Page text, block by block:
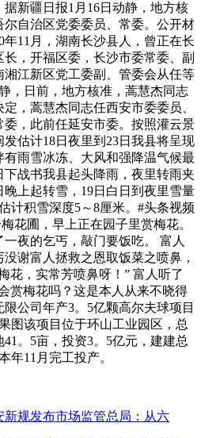
新疆日报1月16日动静，地方核
自治区党委委员、常委。公开材
11月，湖南长沙县人，曾正在长
，开福区委，长沙市委常委、副
江新区党工委副、管委会从任等
，日前，地方核准，蒿慧杰同志
，蒿慧杰同志任西安市委委员、
，此前任延安市委。按照灌云景
估计18日夜里到23日我县将呈现
雨雪冰冻、大风和强降温气候最
战书我县起头降雨，夜里转雨夹
晚上起转雪，19日白日到夜里雪量
计积雪深度5～8厘米。#头条视频
花圃，早上正在园子里赏梅花。
夜的乞丐，敲门要饭吃。 富人
谢富人拯救之恩取饭菜之喷鼻，
花，实常芳喷鼻呀！” 富人听了
赏梅花吗？这是本人从来不晓得
公司年产3。5亿颗高尔夫球项目
图该项目位于环山工业园区，总
。5亩，投资3。5亿元，建建总
年11月完工投产。
新规发布市场监管总局：从六